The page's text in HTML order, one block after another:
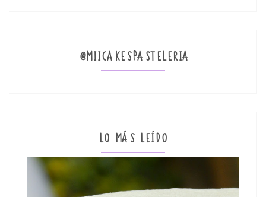
@MIICAKESPASTELERIA
LO MÁS LEÍDO